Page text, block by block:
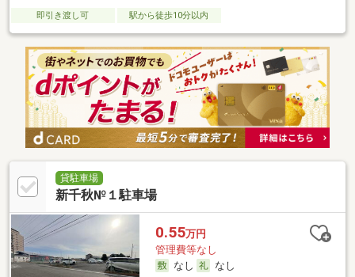
即引き渡し可 駅から徒歩10分以内
貸駐車場
新千秋№１駐車場
0.55万円
管理費等なし
なし
なし